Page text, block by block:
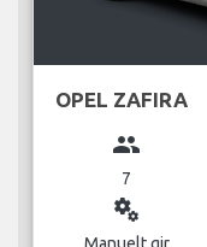
OPEL ZAFIRA
group
7
miscellaneous_services